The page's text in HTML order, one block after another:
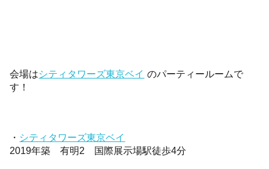
会場はシティタワーズ東京ベイ のパーティールームで
す！
・ シティタワーズ東京ベイ
2019年築 有明2 国際展示場駅徒歩4分